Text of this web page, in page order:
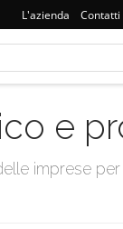
L'azienda Contatti
e
imprese